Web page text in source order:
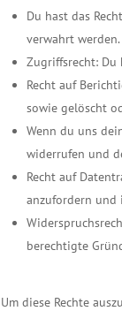
Du hast das
verwahrt werden.
Zugriffsrecht: Du
Recht auf
sowie gelöscht
Wenn du uns
widerrufen und
Recht auf
anzufordern und
berechtigte
Um diese Rechte